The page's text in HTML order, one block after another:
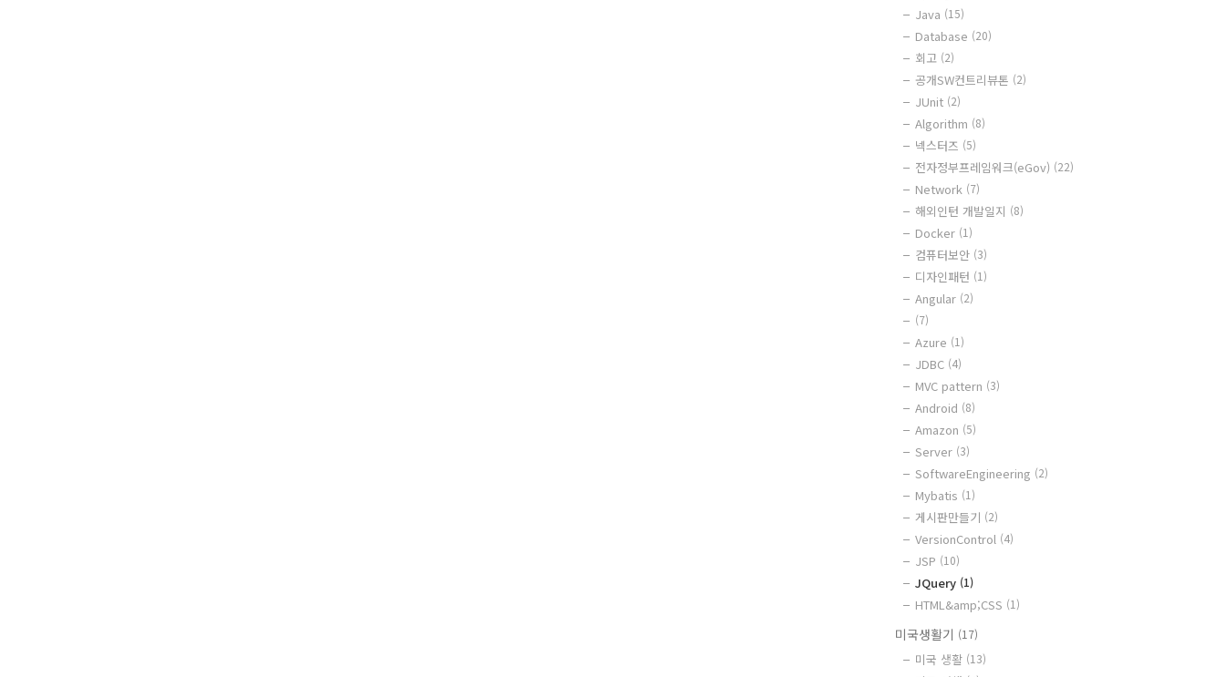
Java (15)
Database (20)
회고 (2)
공개SW컨트리뷰톤 (2)
JUnit (2)
Algorithm (8)
넥스터즈 (5)
전자정부프레임워크(eGov) (22)
Network (7)
해외인턴 개발일지 (8)
Docker (1)
컴퓨터보안 (3)
디자인패턴 (1)
Angular (2)
(7)
Azure (1)
JDBC (4)
MVC pattern (3)
Android (8)
Amazon (5)
Server (3)
SoftwareEngineering (2)
Mybatis (1)
게시판만들기 (2)
VersionControl (4)
JSP (10)
JQuery (1)
HTML&amp;CSS (1)
미국생활기 (17)
미국 생활 (13)